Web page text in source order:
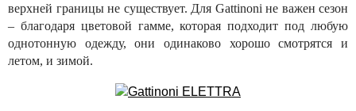
верхней границы не существует. Для Gattinoni не важен сезон
– благодаря цветовой гамме, которая подходит под любую
однотонную одежду, они одинаково хорошо смотрятся и
летом, и зимой.